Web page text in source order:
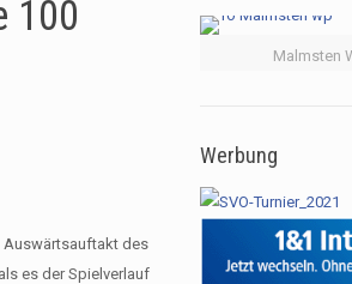
100
Auswärtsauftakt des
es der Spielverlauf
Malmsten
Werbung